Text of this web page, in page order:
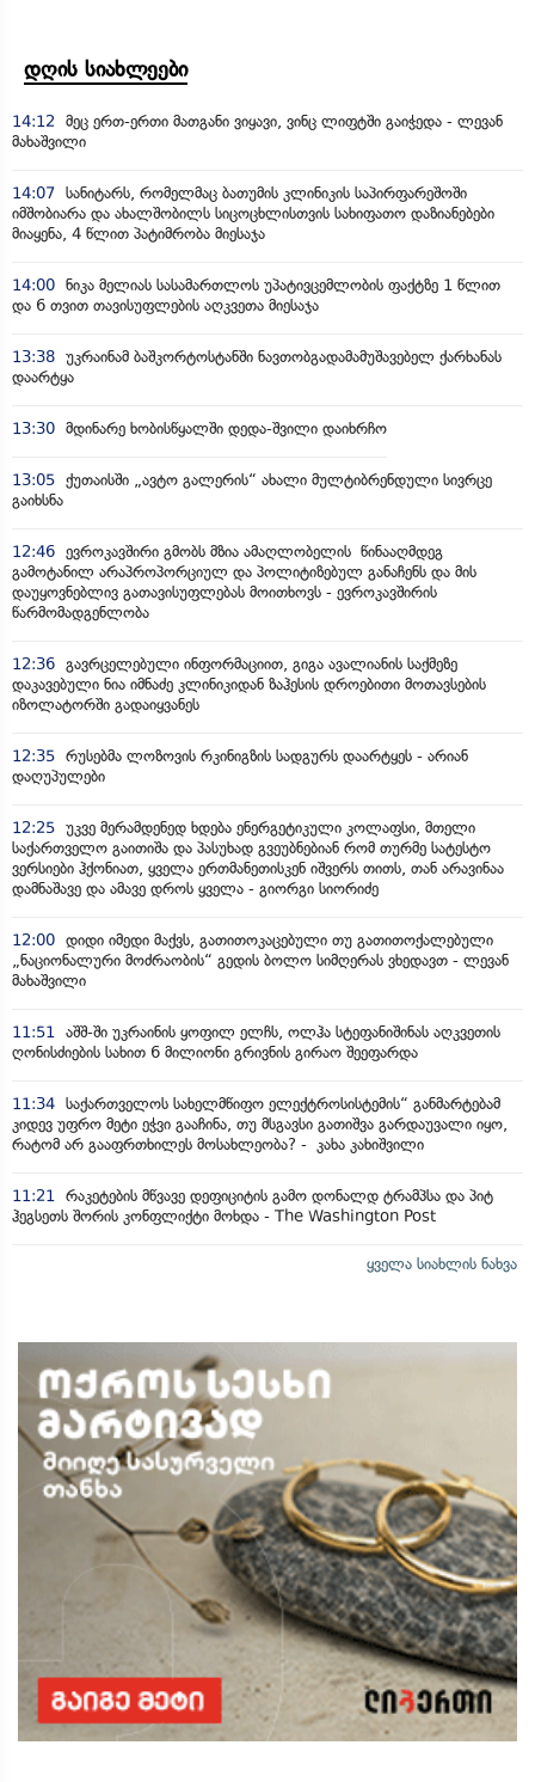
დღის სიახლეები
14:12
მეც ერთ-ერთი მათგანი ვიყავი, ვინც ლიფტში გაიჭედა - ლევან
მახაშვილი
14:07 სანიტარს, რომელმაც ბათუმის კლინიკის საპირფარეშოში
იმშობიარა და ახალშობილს სიცოცხლისთვის სახიფათო დაზიანებები
მიაყენა, 4 წლით პატიმრობა მიესაჯა
14:00 ნიკა მელიას სასამართლოს უპატივცემლობის ფაქტზე 1 წლით
და 6 თვით თავისუფლების აღკვეთა მიესაჯა
13:38 უკრაინამ ბაშკორტოსტანში ნავთობგადამამუშავებელ ქარხანას
დაარტყა
13:30 მდინარე ხობისწყალში დედა-შვილი დაიხრჩო
13:05 ქუთაისში „ავტო გალერის“ ახალი მულტიბრენდული სივრცე
გაიხსნა
12:46 ევროკავშირი გმობს მზია ამაღლობელის წინააღმდეგ
გამოტანილ არაპროპორციულ და პოლიტიზებულ განაჩენს და მის
დაუყოვნებლივ გათავისუფლებას მოითხოვს - ევროკავშირის
წარმომადგენლობა
12:36 გავრცელებული ინფორმაციით, გიგა ავალიანის საქმეზე
დაკავებული ნია იმნაძე კლინიკიდან ზაჰესის დროებითი მოთავსების
იზოლატორში გადაიყვანეს
12:35 რუსებმა ლოზოვის რკინიგზის სადგურს დაარტყეს - არიან
დაღუპულები
12:25 უკვე მერამდენედ ხდება ენერგეტიკული კოლაფსი, მთელი
საქართველო გაითიშა და პასუხად გვეუბნებიან რომ თურმე სატესტო
ვერსიები ჰქონიათ, ყველა ერთმანეთისკენ იშვერს თითს, თან არავინაა
დამნაშავე და ამავე დროს ყველა - გიორგი სიორიძე
12:00 დიდი იმედი მაქვს, გათითოკაცებული თუ გათითოქალებული
„ნაციონალური მოძრაობის“ გედის ბოლო სიმღერას ვხედავთ - ლევან
მახაშვილი
11:51
აშშ-ში უკრაინის ყოფილ ელჩს, ოლჰა სტეფანიშინას აღკვეთის
ღონისძიების სახით 6 მილიონი გრივნის გირაო შეეფარდა
11:34 საქართველოს სახელმწიფო ელექტროსისტემის“ განმარტებამ
კიდევ უფრო მეტი ეჭვი გააჩინა, თუ მსგავსი გათიშვა გარდაუვალი იყო,
რატომ არ გააფრთხილეს მოსახლეობა? - კახა კახიშვილი
11:21
რაკეტების მწვავე დეფიციტის გამო დონალდ ტრამპსა და პიტ
ჰეგსეთს შორის კონფლიქტი მოხდა - The Washington Post
ყველა სიახლის ნახვა